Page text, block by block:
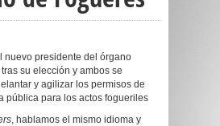
nuevo presidente del órgano
su elección y ambos se
y agilizar los permisos de
pública para los actos fogueriles
, hablamos el mismo idioma y